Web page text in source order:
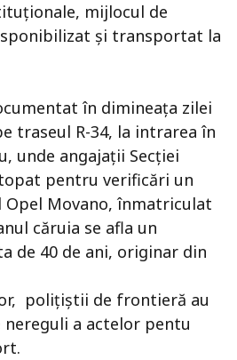
mijlocul de
și transportat la
în dimineața zilei
traseul R-34, la intrarea în
unde angajații Secției
pentru verificări un
Opel Movano, înmatriculat
căruia se afla un
de 40 de ani, originar din
polițiștii de frontieră au
a actelor pentu